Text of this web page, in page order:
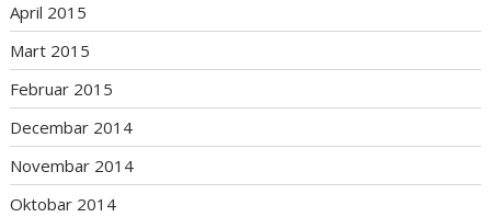
April 2015
Mart 2015
Februar 2015
Decembar 2014
Novembar 2014
Oktobar 2014